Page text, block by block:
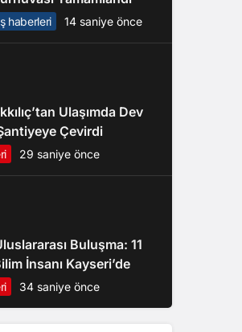
haberleri 14 saniye önce
Ulaşımda Dev
Çevirdi
29 saniye önce
Buluşma: 11
İnsanı Kayseri’de
34 saniye önce